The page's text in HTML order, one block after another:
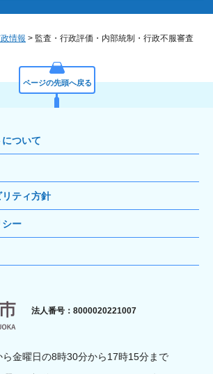
情報 > 監査・行政評価・内部統制・行政不服審査
ページの先頭へ戻る
ついて
ティ方針
シー
静岡市
法人番号：8000020221007
ら金曜日の8時30分から17時15分まで